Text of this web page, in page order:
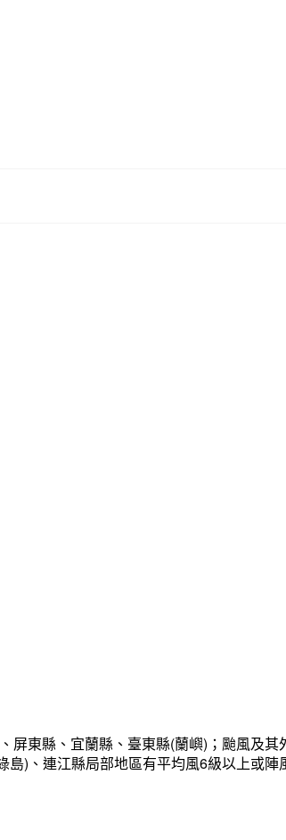
屏東縣、宜蘭縣、臺東縣(蘭嶼)；颱風及
)、連江縣局部地區有平均風6級以上或陣